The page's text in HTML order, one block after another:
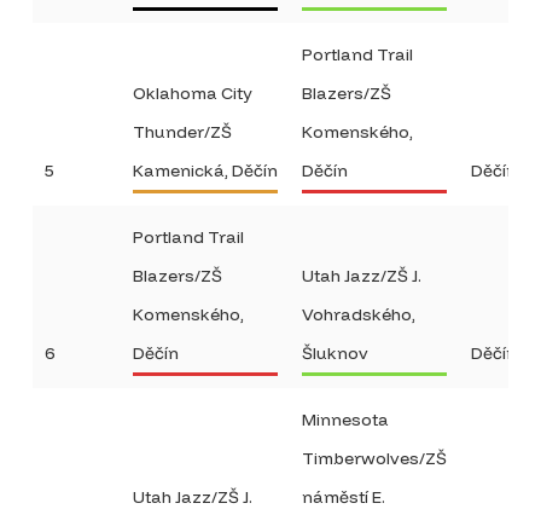
5
Oklahoma City
Thunder/ZŠ
Kamenická, Děčín
Portland Trail
Blazers/ZŠ
Komenského,
Děčín
Děčín
6
Portland Trail
Blazers/ZŠ
Komenského,
Děčín
Utah Jazz/ZŠ J.
Vohradského,
Šluknov
Děčín
Utah Jazz/ZŠ J.
Minnesota
Timberwolves/ZŠ
náměstí E.